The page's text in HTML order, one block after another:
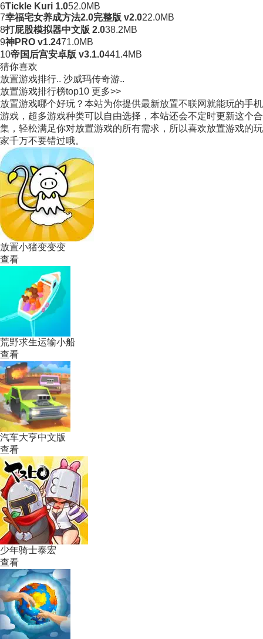
6Tickle Kuri 1.052.0MB
7幸福宅女养成方法2.0完整版 v2.022.0MB
8打屁股模拟器中文版 2.038.2MB
9神PRO v1.2471.0MB
10帝国后宫安卓版 v3.1.0441.4MB
猜你喜欢
放置游戏排行.. 沙威玛传奇游..
放置游戏排行榜top10 更多>>
放置游戏哪个好玩？本站为你提供最新放置不联网就能玩的手机
游戏，超多游戏种类可以自由选择，本站还会不定时更新这个合
集，轻松满足你对放置游戏的所有需求，所以喜欢放置游戏的玩
家千万不要错过哦。
放置小猪变变变
查看
荒野求生运输小船
查看
汽车大亨中文版
查看
少年骑士泰宏
查看